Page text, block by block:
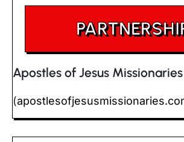
Apostles of Jesus Missionaries
(